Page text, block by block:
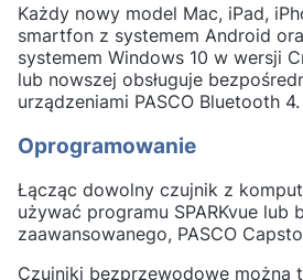
Każdy nowy model Mac, iPad,
smartfon z systemem Android
systemem Windows 10 w wersji
lub nowszej obsługuje
urządzeniami PASCO Bluetooth 4.
Oprogramowanie
Łącząc dowolny czujnik z
używać programu SPARKvue lub
zaawansowanego, PASCO
Czujniki bezprzewodowe można